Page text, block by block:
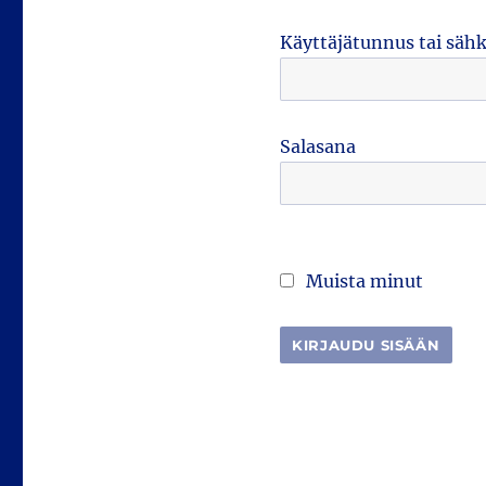
Käyttäjätunnus tai
Salasana
Muista minut